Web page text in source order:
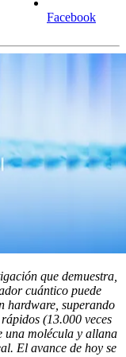
Facebook
que demuestra,
cuántico puede
hardware, superando
(13.000 veces
una molécula y allana
El avance de hoy se